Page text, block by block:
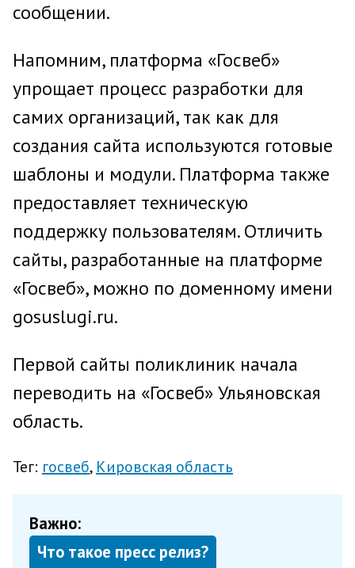
сообщении.
Напомним, платформа «Госвеб»
упрощает процесс разработки для
самих организаций, так как для
создания сайта используются готовые
шаблоны и модули. Платформа также
предоставляет техническую
поддержку пользователям. Отличить
сайты, разработанные на платформе
«Госвеб», можно по доменному имени
gosuslugi.ru.
Первой сайты поликлиник начала
переводить на «Госвеб» Ульяновская
область.
Тег: госвеб Кировская область
Важно:
Что такое пресс релиз?